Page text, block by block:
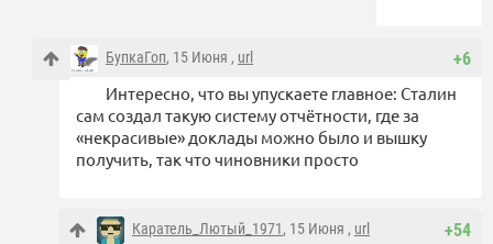
+6
БупкаГоп, 15 Июня , url
Интересно, что вы упускаете главное: Сталин
сам создал такую систему отчётности, где за
«некрасивые» доклады можно было и вышку
получить, так что чиновники просто
+54
Каратель_Лютый_1971, 15 Июня , url